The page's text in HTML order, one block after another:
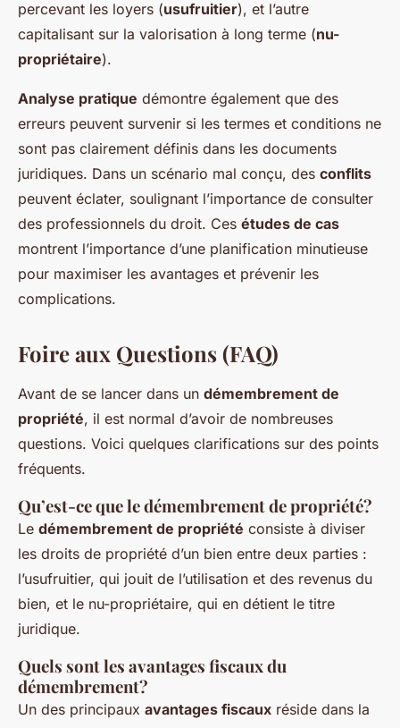
percevant les loyers (usufruitier), et l’autre
capitalisant sur la valorisation à long terme (nu-
propriétaire).
Analyse pratique démontre également que des
erreurs peuvent survenir si les termes et conditions ne
sont pas clairement définis dans les documents
juridiques. Dans un scénario mal conçu, des conflits
peuvent éclater, soulignant l’importance de consulter
des professionnels du droit. Ces études de cas
montrent l’importance d’une planification minutieuse
pour maximiser les avantages et prévenir les
complications.
Foire aux Questions (FAQ)
Avant de se lancer dans un démembrement de
propriété, il est normal d’avoir de nombreuses
questions. Voici quelques clarifications sur des points
fréquents.
Qu’est-ce que le démembrement de propriété?
Le démembrement de propriété consiste à diviser
les droits de propriété d’un bien entre deux parties :
l’usufruitier, qui jouit de l’utilisation et des revenus du
bien, et le nu-propriétaire, qui en détient le titre
juridique.
Quels sont les avantages fiscaux du
démembrement?
Un des principaux avantages fiscaux réside dans la